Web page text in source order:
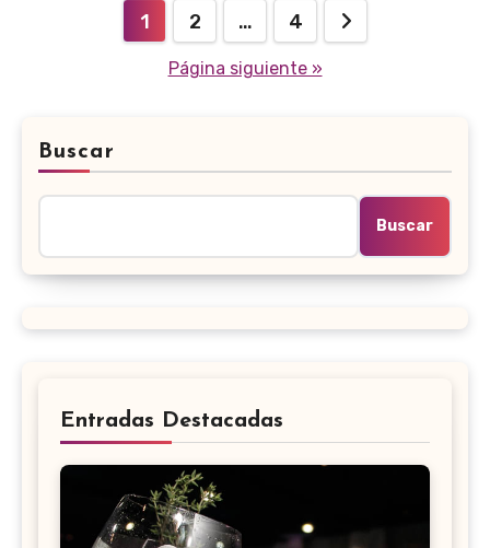
Paginación
1 2 … 4
Página siguiente »
Buscar
Buscar
Entradas Destacadas